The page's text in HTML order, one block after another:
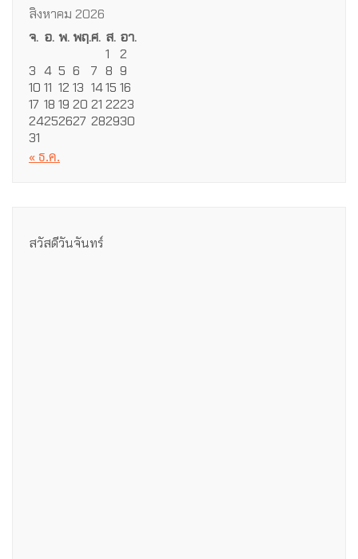
สิงหาคม 2026
จ. อ. พ.พฤ.ศ. ส. อา.
1
2
3 4 5 6 7 8 9
10 11 12 13 1415 16
17 18 19 20 21 2223
24252627 282930
31
« ธ.ค.
สวัสดีวันจันทร์